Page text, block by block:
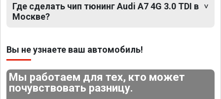
Где сделать чип тюнинг Audi A7 4G 3.0 TDI в
Москве?
Вы не узнаете ваш автомобиль!
Мы работаем для тех, кто может
почувствовать разницу.